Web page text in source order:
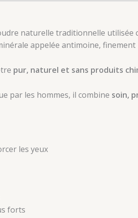
naturelle traditionnelle utilisée
appelée antimoine,
pur, naturel et sans produits
par les hommes, il combine soin,
les yeux
forts